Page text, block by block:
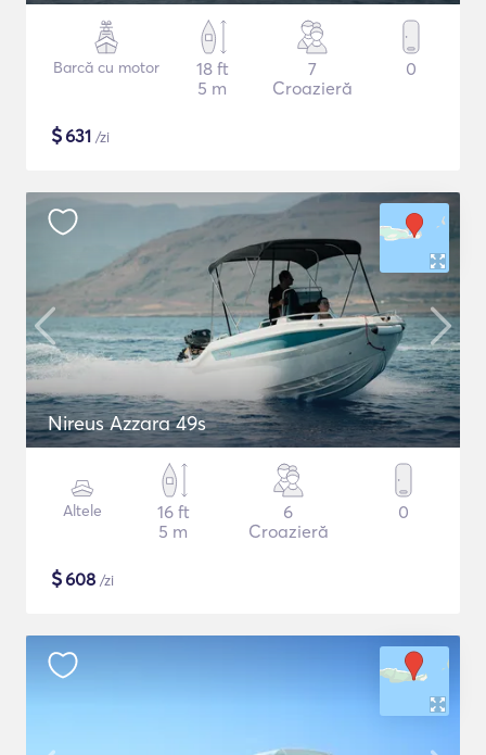
Barcă cu motor
18 ft
5 m
7
Croazieră
0
$631 /zi
Nireus Azzara 49s
Altele
16 ft
5 m
6
Croazieră
0
$608 /zi